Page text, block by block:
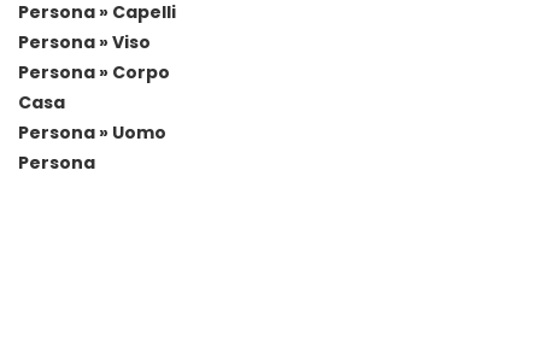
Persona » Capelli
Persona » Viso
Persona » Corpo
Casa
Persona » Uomo
Persona